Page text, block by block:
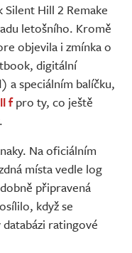
Hill 2 Remake
letošního. Kromě
objevila i zmínka o
digitální
a speciálním balíčku,
fpro ty, co ještě
Na oficiálním
místa vedle log
připravená
když se
databázi ratingové